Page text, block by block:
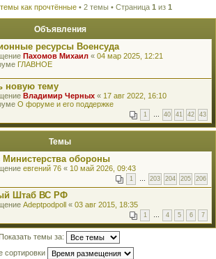
как прочтённые• 2 темы • Страница 1 из 1
Объявления
ресурсы Военсуда
Пахомов Михаил « 04 мар 2025, 12:21
ГЛАВНОЕ
новую тему
Владимир Черных « 17 авг 2022, 16:10
О форуме и его поддержке
1 … 40 41 42 43
Темы
Министерства обороны
евгений 76 « 10 май 2026, 09:43
1 … 203 204 205 206
Штаб ВС РФ
Adeptpodpoll « 03 авг 2015, 18:35
1 … 4 5 6 7
Показать темы за:
сортировки